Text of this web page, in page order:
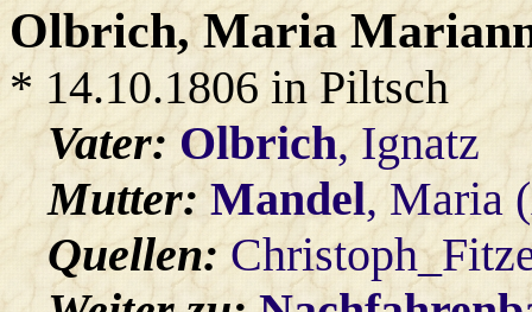
Olbrich, Maria
* 14.10.1806 in Piltsch
Vater:Olbrich, Ignatz
Mutter:Mandel, Maria
Quellen: